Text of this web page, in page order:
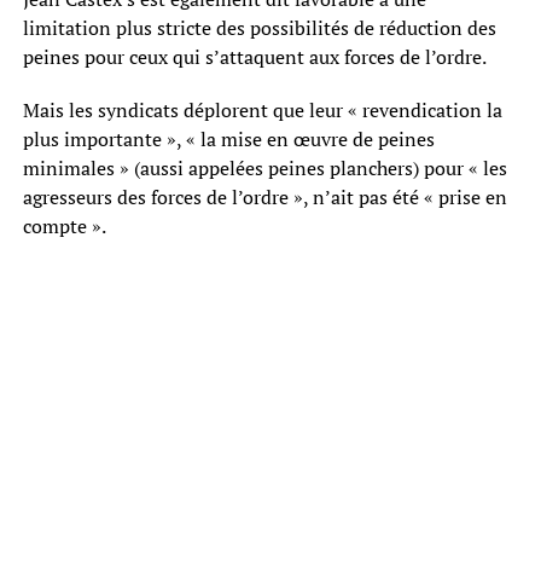
limitation plus stricte des possibilités de réduction des
peines pour ceux qui s’attaquent aux forces de l’ordre.
Mais les syndicats déplorent que leur « revendication la
plus importante », « la mise en œuvre de peines
minimales » (aussi appelées peines planchers) pour « les
agresseurs des forces de l’ordre », n’ait pas été « prise en
compte ».